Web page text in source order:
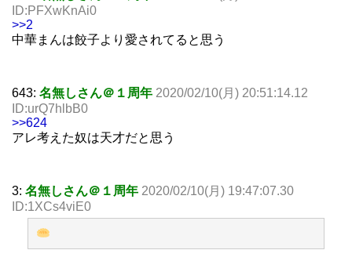
ID:PFXwKnAi0
>>2
中華まんは餃子より愛されてると思う
643: 名無しさん＠１周年 2020/02/10(月) 20:51:14.12
ID:urQ7hlbB0
>>624
アレ考えた奴は天才だと思う
3: 名無しさん＠１周年 2020/02/10(月) 19:47:07.30
ID:1XCs4viE0